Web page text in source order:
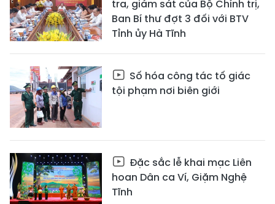
tra, giám sát của Bộ Chính trị,
Ban Bí thư đợt 3 đối với BTV
Tỉnh ủy Hà Tĩnh
Số hóa công tác tố giác
tội phạm nơi biên giới
Đặc sắc lễ khai mạc Liên
hoan Dân ca Ví, Giặm Nghệ
Tĩnh